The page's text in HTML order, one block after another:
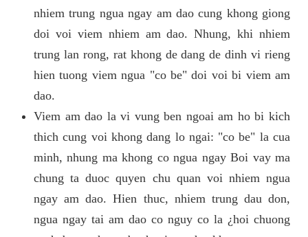
nhiem trung ngua ngay am dao cung khong giong
doi voi viem nhiem am dao. Nhung, khi nhiem
trung lan rong, rat khong de dang de dinh vi rieng
hien tuong viem ngua "co be" doi voi bi viem am
dao.
Viem am dao la vi vung ben ngoai am ho bi kich
thich cung voi khong dang lo ngai: "co be" la cua
minh, nhung ma khong co ngua ngay Boi vay ma
chung ta duoc quyen chu quan voi nhiem ngua
ngay am dao. Hien thuc, nhiem trung dau don,
ngua ngay tai am dao co nguy co la ¿hoi chuong